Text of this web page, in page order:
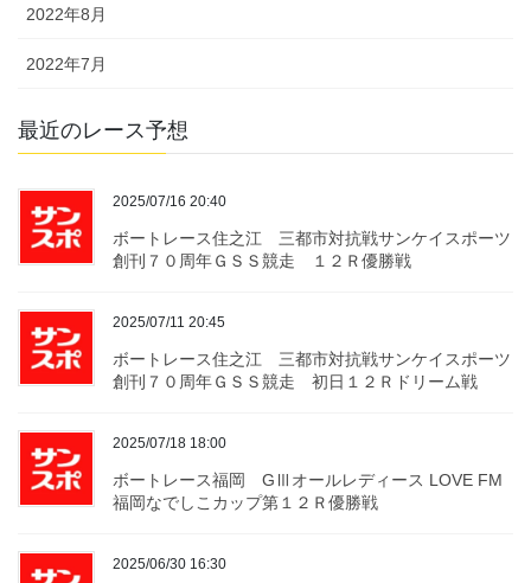
2022年8月
2022年7月
最近のレース予想
2025/07/16 20:40
ボートレース住之江 三都市対抗戦サンケイスポーツ
創刊７０周年ＧＳＳ競走 １２Ｒ優勝戦
2025/07/11 20:45
ボートレース住之江 三都市対抗戦サンケイスポーツ
創刊７０周年ＧＳＳ競走 初日１２Ｒドリーム戦
2025/07/18 18:00
ボートレース福岡 GⅢオールレディース LOVE FM
福岡なでしこカップ第１２Ｒ優勝戦
2025/06/30 16:30